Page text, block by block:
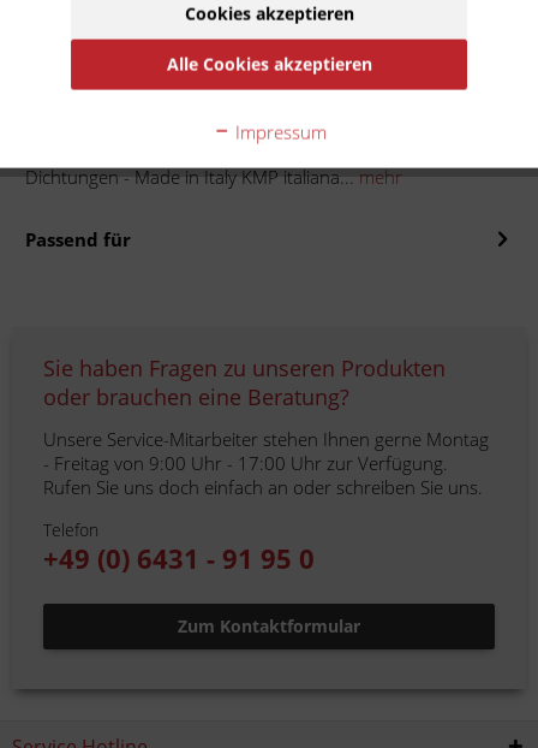
Auf die Merkliste
Dichtungen - Made in Italy KMP italiana... mehr
Passend für
Sie haben Fragen zu unseren Produkten
oder brauchen eine Beratung?
Unsere Service-Mitarbeiter stehen Ihnen gerne Montag
- Freitag von 9:00 Uhr - 17:00 Uhr zur Verfügung.
Rufen Sie uns doch einfach an oder schreiben Sie uns.
Telefon
+49 (0) 6431 - 91 95 0
Zum Kontaktformular
Cookies akzeptieren
Alle Cookies akzeptieren
Impressum